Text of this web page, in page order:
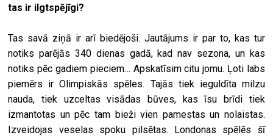
tas ir ilgtspējīgi?
Tas savā ziņā ir arī biedējoši. Jautājums ir par to, kas tur
notiks parējās 340 dienas gadā, kad nav sezona, un kas
notiks pēc gadiem pieciem… Apskatīsim citu jomu. Ļoti labs
piemērs ir Olimpiskās spēles. Tajās tiek ieguldīta milzu
nauda, tiek uzceltas visādas būves, kas īsu brīdi tiek
izmantotas un pēc tam bieži vien pamestas un nolaistas.
Izveidojas veselas spoku pilsētas. Londonas spēlēs šī